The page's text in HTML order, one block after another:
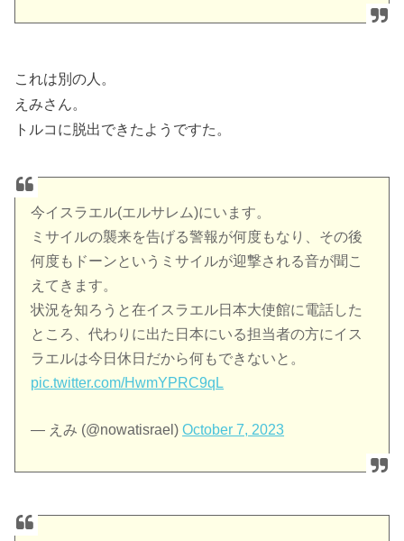
これは別の人。
えみさん。
トルコに脱出できたようですた。
今イスラエル(エルサレム)にいます。
ミサイルの襲来を告げる警報が何度もなり、その後
何度もドーンというミサイルが迎撃される音が聞こ
えてきます。
状況を知ろうと在イスラエル日本大使館に電話した
ところ、代わりに出た日本にいる担当者の方にイス
ラエルは今日休日だから何もできないと。
pic.twitter.com/HwmYPRC9qL
— えみ (@nowatisrael)October 7, 2023